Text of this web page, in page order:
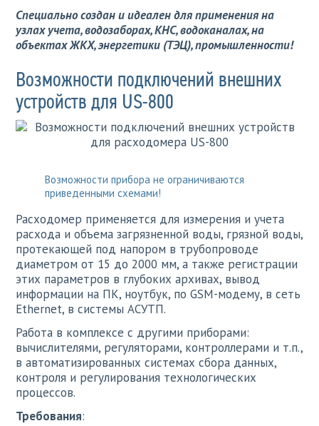
Специально создан и идеален для применения на
узлах учета, водозаборах, КНС, водоканалах, на
объектах ЖКХ, энергетики (ТЭЦ), промышленности!
Возможности подключений внешних
устройств для US-800
Возможности прибора не ограничиваются
приведенными схемами!
Расходомер применяется для измерения и учета
расхода и объема загрязненной воды, грязной воды,
протекающей под напором в трубопроводе
диаметром от 15 до 2000 мм, а также регистрации
этих параметров в глубоких архивах, вывод
информации на ПК, ноутбук, по GSM-модему, в сеть
Ethernet, в системы АСУТП.
Работа в комплексе с другими приборами:
вычислителями, регуляторами, контроллерами и т.п.,
в автоматизированных системах сбора данных,
контроля и регулирования технологических
процессов.
Требования: